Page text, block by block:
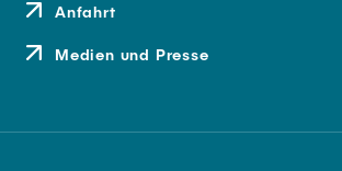
Anfahrt
Medien und Presse